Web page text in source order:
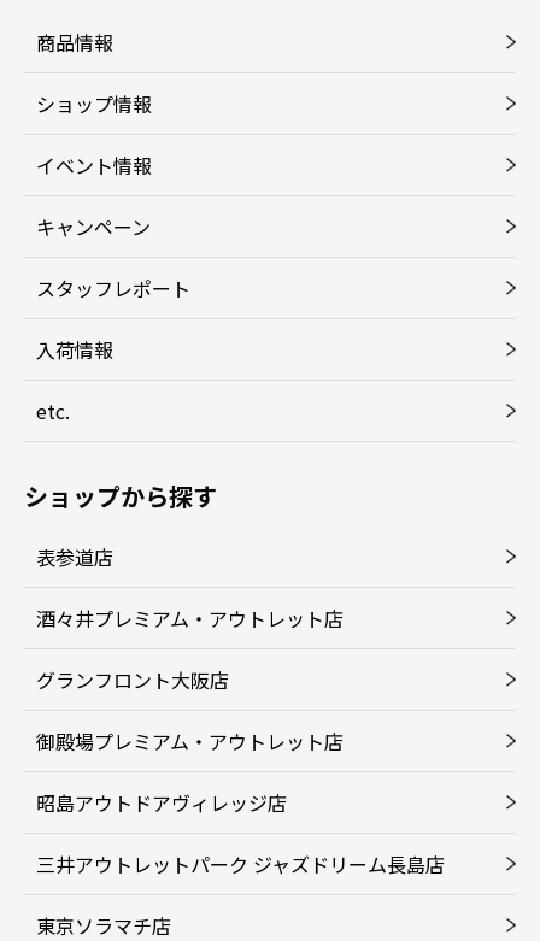
商品情報
ショップ情報
イベント情報
キャンペーン
スタッフレポート
入荷情報
etc.
ショップから探す
表参道店
酒々井プレミアム・アウトレット店
グランフロント大阪店
御殿場プレミアム・アウトレット店
昭島アウトドアヴィレッジ店
三井アウトレットパーク ジャズドリーム長島店
東京ソラマチ店